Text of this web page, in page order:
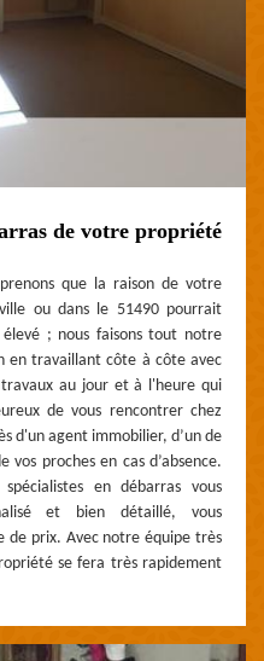
de votre propriété
que la raison de votre
ou dans le 51490 pourrait
; nous faisons tout notre
en travaillant côte à côte avec
travaux au jour et à l'heure qui
de vous rencontrer chez
d'un agent immobilier, d’un de
vos proches en cas d’absence.
en débarras vous
et bien détaillé, vous
de prix. Avec notre équipe très
se fera très rapidement